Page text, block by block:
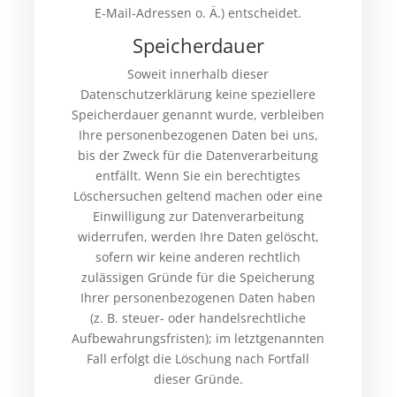
E-Mail-Adressen o. Ä.) entscheidet.
Speicherdauer
Soweit innerhalb dieser
Datenschutzerklärung keine speziellere
Speicherdauer genannt wurde, verbleiben
Ihre personenbezogenen Daten bei uns,
bis der Zweck für die Datenverarbeitung
entfällt. Wenn Sie ein berechtigtes
Löschersuchen geltend machen oder eine
Einwilligung zur Datenverarbeitung
widerrufen, werden Ihre Daten gelöscht,
sofern wir keine anderen rechtlich
zulässigen Gründe für die Speicherung
Ihrer personenbezogenen Daten haben
(z. B. steuer- oder handelsrechtliche
Aufbewahrungsfristen); im letztgenannten
Fall erfolgt die Löschung nach Fortfall
dieser Gründe.